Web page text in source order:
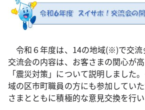
令和６年度は、14の地域(※)で交流
交流会の内容は、お客さまの関心が
「震災対策」について説明しました
域の区市町職員の方にも参加してい
さまとともに積極的な意見交換を行い